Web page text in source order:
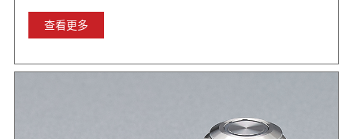
查看更多